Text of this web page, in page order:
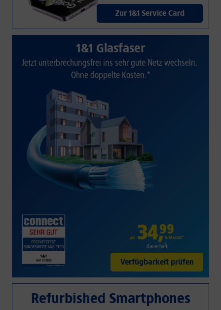
Zur 1&1 Service Card
1&1 Glasfaser
Jetzt unterbrechungsfrei ins sehr gute Netz wechseln.
Ohne doppelte Kosten.*
ab 34,99
€/Monat*
dauerhaft
Verfügbarkeit prüfen
Refurbished Smartphones